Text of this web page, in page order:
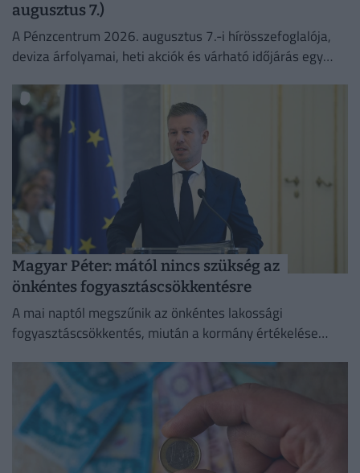
augusztus 7.)
A Pénzcentrum 2026. augusztus 7.-i hírösszefoglalója,
deviza árfolyamai, heti akciók és várható időjárás egy
Magyar Péter: mától nincs szükség az
önkéntes fogyasztáscsökkentésre
A mai naptól megszűnik az önkéntes lakossági
fogyasztáscsökkentés, miután a kormány értékelése
energiabiztonságát.